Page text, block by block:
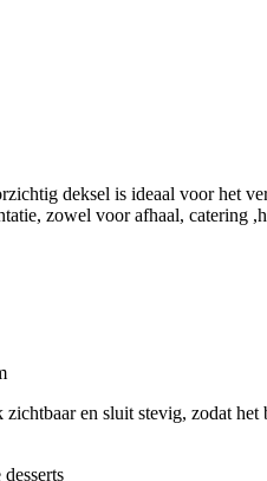
deksel is ideaal voor het
zowel voor afhaal, catering
en sluit stevig, zodat